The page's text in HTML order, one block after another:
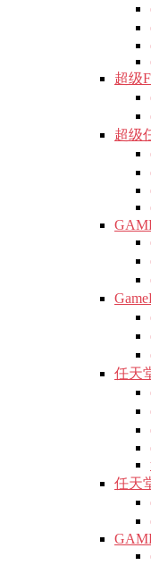
超级
超级
任天
任天